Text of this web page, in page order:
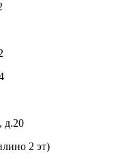
д.20
2 эт)